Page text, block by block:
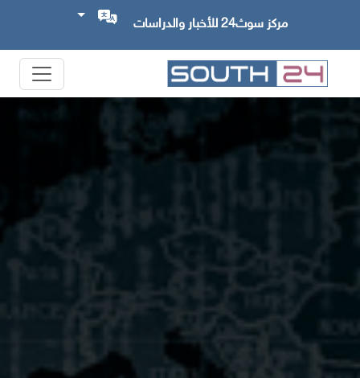
مركز سوث24 للأخبار والدراسات